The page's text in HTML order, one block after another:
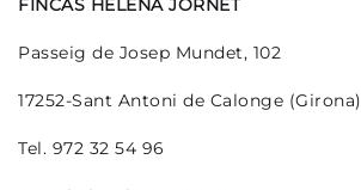
FINCAS HELENA JORNET
Passeig de Josep Mundet, 102
17252-Sant Antoni de Calonge (Girona)
Tel. 972 32 54 96